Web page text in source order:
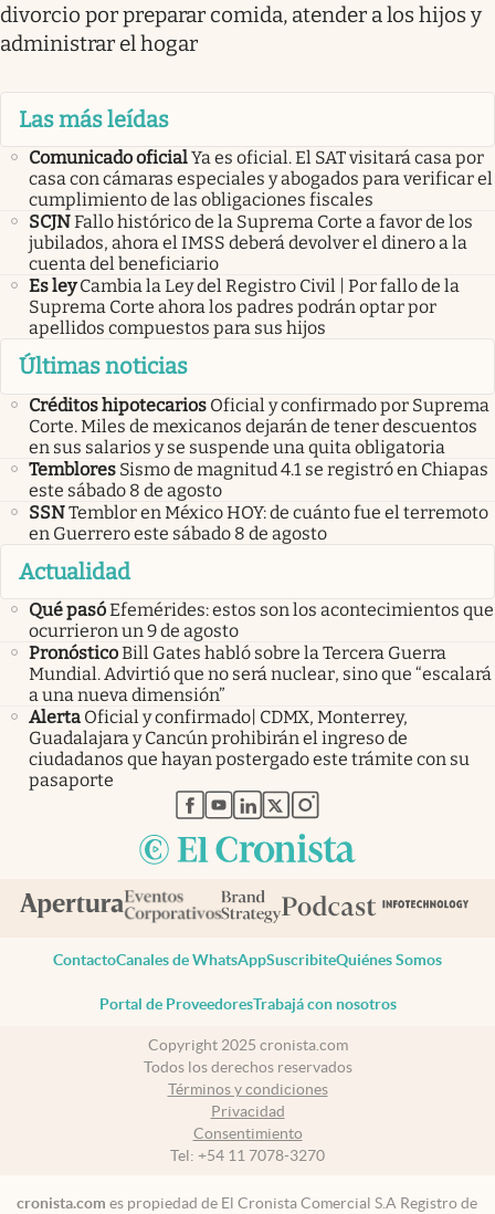
divorcio por preparar comida, atender a los hijos y
administrar el hogar
Las más leídas
Comunicado oficialYa es oficial. El SAT visitará casa por
casa con cámaras especiales y abogados para verificar el
cumplimiento de las obligaciones fiscales
SCJNFallo histórico de la Suprema Corte a favor de los
jubilados, ahora el IMSS deberá devolver el dinero a la
cuenta del beneficiario
Es ley Cambia la Ley del Registro Civil | Por fallo de la
Suprema Corte ahora los padres podrán optar por
apellidos compuestos para sus hijos
Últimas noticias
Créditos hipotecarios Oficial y confirmado por Suprema
Corte. Miles de mexicanos dejarán de tener descuentos
en sus salarios y se suspende una quita obligatoria
Temblores Sismo de magnitud 4.1 se registró en Chiapas
este sábado 8 de agosto
SSNTemblor en México HOY: de cuánto fue el terremoto
en Guerrero este sábado 8 de agosto
Actualidad
Qué pasóEfemérides: estos son los acontecimientos que
ocurrieron un 9 de agosto
PronósticoBill Gates habló sobre la Tercera Guerra
Mundial. Advirtió que no será nuclear, sino que “escalará
a una nueva dimensión”
Alerta Oficial y confirmado| CDMX, Monterrey,
Guadalajara y Cancún prohibirán el ingreso de
ciudadanos que hayan postergado este trámite con su
pasaporte
abre en nueva pestaña
abre en nueva pestaña
abre en nueva pestaña
abre en nueva pestaña
abre en nueva pestaña
ContactoCanales de WhatsAppSuscribiteQuiénes Somos
Portal de ProveedoresTrabajá con nosotros
Copyright 2025 cronista.com
Todos los derechos reservados
Términos y condiciones
Privacidad
Consentimiento
Tel: +54 11 7078-3270
cronista.com es propiedad de El Cronista Comercial S.A Registro de